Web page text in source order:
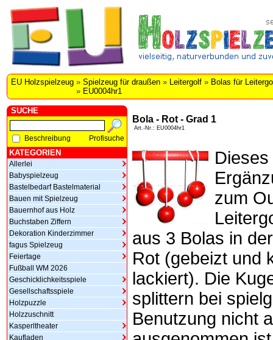
EU Holzspielzeug » Spielzeug für draußen » Leitergolf » Bolas für
» EU0004hr1
SUCHE
Beschreibung Profisuche
KATEGORIEN
Allerlei
Babyspielzeug
Bastelbedarf Bastelmaterial
Bauen mit Spielzeug
Bauernhof aus Holz
Buchstaben Ziffern
Dekoration Kinderzimmer
fagus Spielzeug
Feiertage
Fußball WM 2026
Geschicklichkeitsspiele
Gesellschaftsspiele
Holzpuzzle
Holzzuschnitt
Kasperltheater
Kaufladen
Bola - Rot - Grad 1
Art.-Nr.: EU0004hr1
Dieses
zum
aus 3 Bolas in
Rot (gebeizt und
lackiert). Die
splittern bei
Benutzung nicht